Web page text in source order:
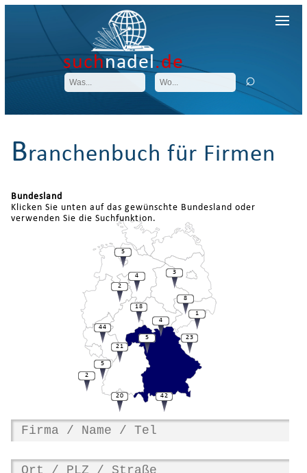
suchnadel.de
Branchenbuch für Firmen
Bundesland
Klicken Sie unten auf das gewünschte Bundesland oder
verwenden Sie die Suchfunktion.
23
1
44
8
4
3
4
5
2
18
2
21
5
20
5
42